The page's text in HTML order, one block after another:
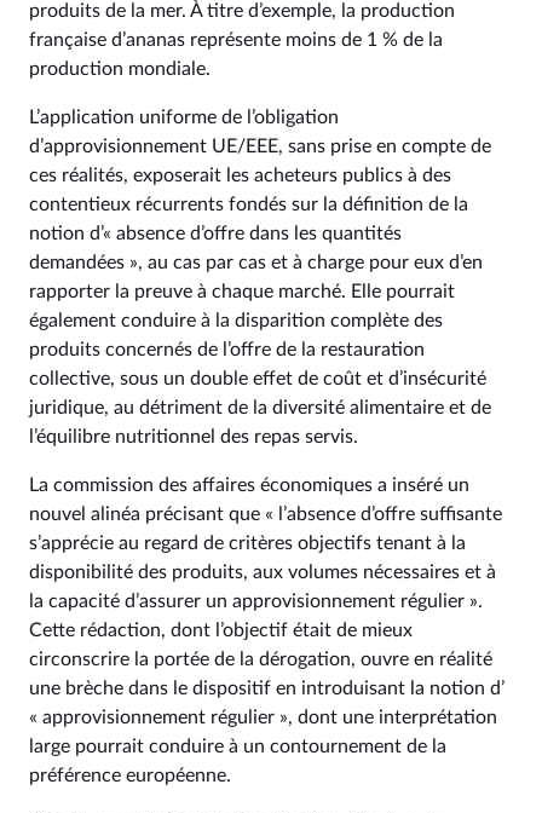
produits de la mer. À titre d’exemple, la production
française d’ananas représente moins de 1 % de la
production mondiale.
L’application uniforme de l’obligation
d’approvisionnement UE/EEE, sans prise en compte de
ces réalités, exposerait les acheteurs publics à des
contentieux récurrents fondés sur la définition de la
notion d’« absence d’offre dans les quantités
demandées », au cas par cas et à charge pour eux d’en
rapporter la preuve à chaque marché. Elle pourrait
également conduire à la disparition complète des
produits concernés de l’offre de la restauration
collective, sous un double effet de coût et d’insécurité
juridique, au détriment de la diversité alimentaire et de
l’équilibre nutritionnel des repas servis.
La commission des affaires économiques a inséré un
nouvel alinéa précisant que « l’absence d’offre suffisante
s’apprécie au regard de critères objectifs tenant à la
disponibilité des produits, aux volumes nécessaires et à
la capacité d’assurer un approvisionnement régulier ».
Cette rédaction, dont l’objectif était de mieux
circonscrire la portée de la dérogation, ouvre en réalité
une brèche dans le dispositif en introduisant la notion d’
« approvisionnement régulier », dont une interprétation
large pourrait conduire à un contournement de la
préférence européenne.